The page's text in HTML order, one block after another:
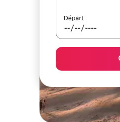
Départ